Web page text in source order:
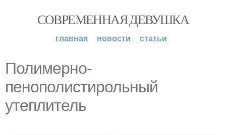
СОВРЕМЕННАЯ ДЕВУШКА
главная новости статьи
Полимерно-
пенополистирольный
утеплитель